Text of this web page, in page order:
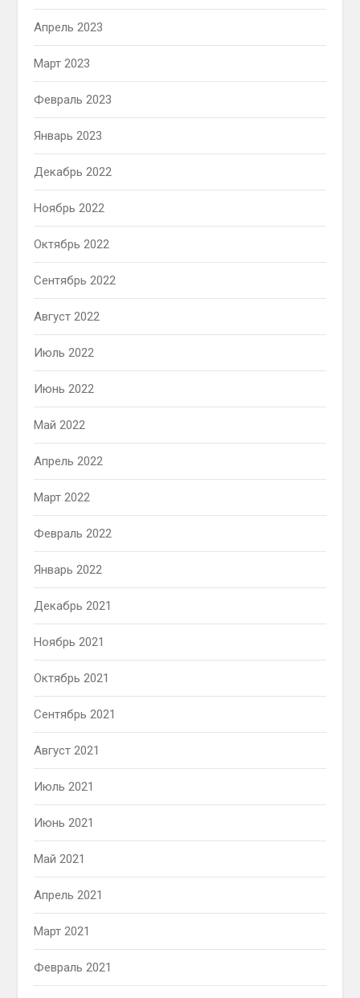
Апрель 2023
Март 2023
Февраль 2023
Январь 2023
Декабрь 2022
Ноябрь 2022
Октябрь 2022
Сентябрь 2022
Август 2022
Июль 2022
Июнь 2022
Май 2022
Апрель 2022
Март 2022
Февраль 2022
Январь 2022
Декабрь 2021
Ноябрь 2021
Октябрь 2021
Сентябрь 2021
Август 2021
Июль 2021
Июнь 2021
Май 2021
Апрель 2021
Март 2021
Февраль 2021